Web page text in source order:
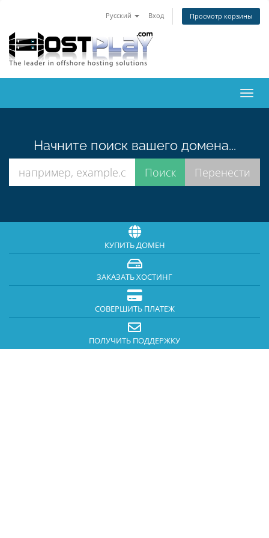
Русский Вход Просмотр корзины
Начните поиск вашего домена...
КУПИТЬ ДОМЕН
ЗАКАЗАТЬ ХОСТИНГ
СОВЕРШИТЬ ПЛАТЕЖ
ПОЛУЧИТЬ ПОДДЕРЖКУ